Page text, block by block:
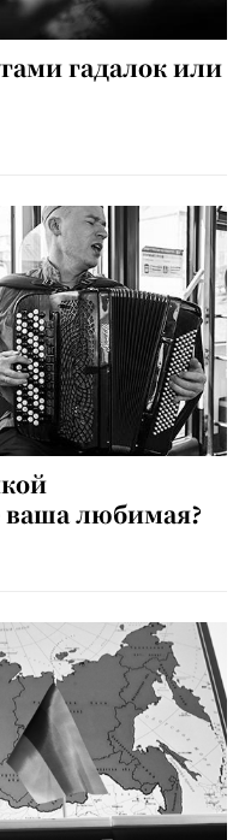
гадалок или
ваша любимая?